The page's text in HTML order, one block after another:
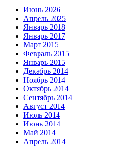
Июнь 2026
Апрель 2025
Январь 2018
Январь 2017
Март 2015
Февраль 2015
Январь 2015
Декабрь 2014
Ноябрь 2014
Октябрь 2014
Сентябрь 2014
Август 2014
Июль 2014
Июнь 2014
Май 2014
Апрель 2014